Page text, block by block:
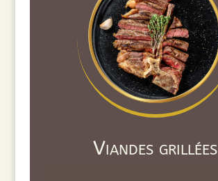
Viandes grillées